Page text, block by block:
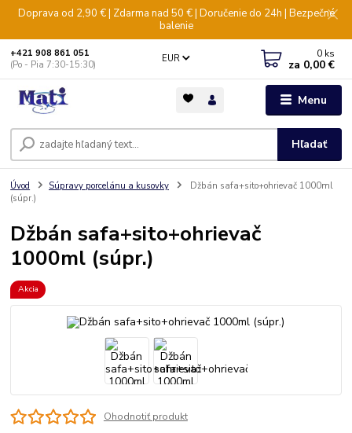
Doprava od 2,90 € | Zdarma nad 50 € | Doručenie do 24h | Bezpečné
balenie
Menu
EUR
Hľadať
+421 908 861 051
(Po - Pia 7:30-15:30)
0 ks
za 0,00 €
Úvod Súpravy porcelánu a kusovky
Džbán safa+sito+ohrievač 1000ml
(súpr.)
Džbán safa+sito+ohrievač
1000ml (súpr.)
Akcia
Ohodnotiť produkt